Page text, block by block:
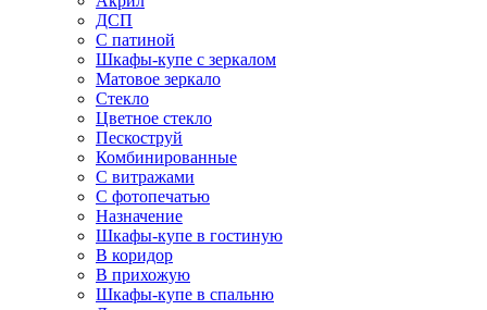
ДСП
С патиной
Шкафы-купе с зеркалом
Матовое зеркало
Стекло
Цветное стекло
Пескоструй
Комбинированные
С витражами
С фотопечатью
Назначение
Шкафы-купе в гостиную
В коридор
В прихожую
Шкафы-купе в спальню